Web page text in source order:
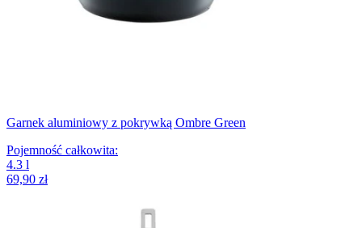
Garnek aluminiowy z pokrywką Ombre Green
Pojemność całkowita:
4.3 l
69,90 zł